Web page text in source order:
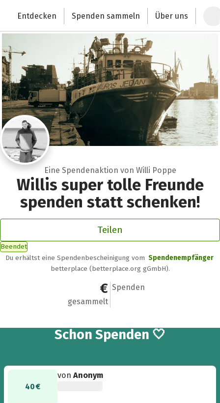
Deutschlands größte Spendenplattform
Entdecken Spenden sammeln Über uns
Eine Spendenaktion von Willi Poppe
Willis super tolle Freunde
spenden statt schenken!
Teilen
Beendet
Du erhältst eine Spendenbescheinigung vom Spendenempfänger
betterplace (betterplace.org gGmbH).
110 €
gesammelt
5
Spenden
Schon 5
Spenden 🤍
40 €
vonAnonym